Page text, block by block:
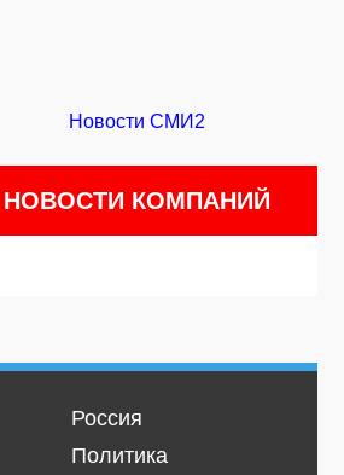
Новости СМИ2
НОВОСТИ КОМПАНИЙ
Россия
Политика